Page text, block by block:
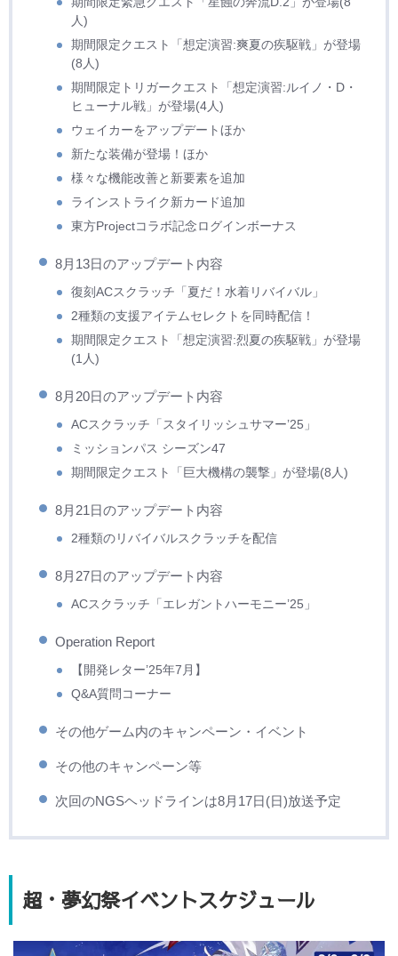
人)
期間限定クエスト「想定演習:爽夏の疾駆戦」が登場
(8人)
期間限定トリガークエスト「想定演習:ルイノ・D・
ヒューナル戦」が登場(4人)
ウェイカーをアップデートほか
新たな装備が登場！ほか
様々な機能改善と新要素を追加
ラインストライク新カード追加
東方Projectコラボ記念ログインボーナス
8月13日のアップデート内容
復刻ACスクラッチ「夏だ！水着リバイバル」
2種類の支援アイテムセレクトを同時配信！
期間限定クエスト「想定演習:烈夏の疾駆戦」が登場
(1人)
8月20日のアップデート内容
ACスクラッチ「スタイリッシュサマー’25」
ミッションパス シーズン47
期間限定クエスト「巨大機構の襲撃」が登場(8人)
8月21日のアップデート内容
2種類のリバイバルスクラッチを配信
8月27日のアップデート内容
ACスクラッチ「エレガントハーモニー’25」
Operation Report
【開発レター’25年7月】
Q&A質問コーナー
その他ゲーム内のキャンペーン・イベント
その他のキャンペーン等
次回のNGSヘッドラインは8月17日(日)放送予定
超・夢幻祭イベントスケジュール